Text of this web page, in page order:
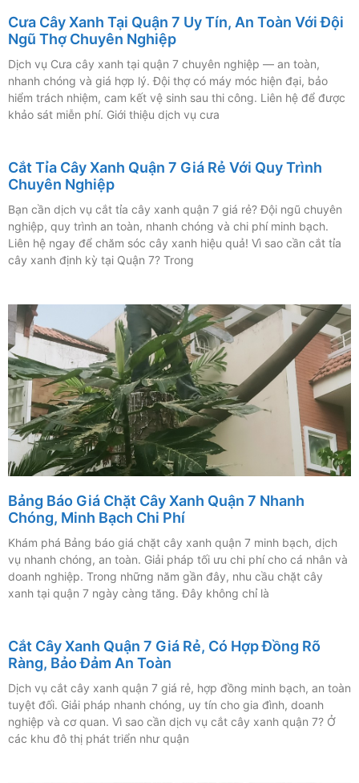
Cưa Cây Xanh Tại Quận 7 Uy Tín, An Toàn Với Đội
Ngũ Thợ Chuyên Nghiệp
Dịch vụ Cưa cây xanh tại quận 7 chuyên nghiệp — an toàn,
nhanh chóng và giá hợp lý. Đội thợ có máy móc hiện đại, bảo
hiểm trách nhiệm, cam kết vệ sinh sau thi công. Liên hệ để được
khảo sát miễn phí. Giới thiệu dịch vụ cưa
Cắt Tỉa Cây Xanh Quận 7 Giá Rẻ Với Quy Trình
Chuyên Nghiệp
Bạn cần dịch vụ cắt tỉa cây xanh quận 7 giá rẻ? Đội ngũ chuyên
nghiệp, quy trình an toàn, nhanh chóng và chi phí minh bạch.
Liên hệ ngay để chăm sóc cây xanh hiệu quả! Vì sao cần cắt tỉa
cây xanh định kỳ tại Quận 7? Trong
Bảng Báo Giá Chặt Cây Xanh Quận 7 Nhanh
Chóng, Minh Bạch Chi Phí
Khám phá Bảng báo giá chặt cây xanh quận 7 minh bạch, dịch
vụ nhanh chóng, an toàn. Giải pháp tối ưu chi phí cho cá nhân và
doanh nghiệp. Trong những năm gần đây, nhu cầu chặt cây
xanh tại quận 7 ngày càng tăng. Đây không chỉ là
Cắt Cây Xanh Quận 7 Giá Rẻ, Có Hợp Đồng Rõ
Ràng, Bảo Đảm An Toàn
Dịch vụ cắt cây xanh quận 7 giá rẻ, hợp đồng minh bạch, an toàn
tuyệt đối. Giải pháp nhanh chóng, uy tín cho gia đình, doanh
nghiệp và cơ quan. Vì sao cần dịch vụ cắt cây xanh quận 7? Ở
các khu đô thị phát triển như quận